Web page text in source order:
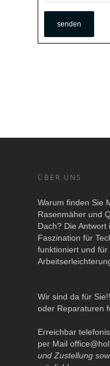
ÜBER UNS
Warum finden Sie
Rasenmäher und
Dach? Die
Faszination für
funktioniert und
Wir sind da für
oder Reparaturen
Erreichbar
per Mail
und Zustellung